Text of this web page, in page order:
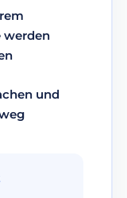
werden
und